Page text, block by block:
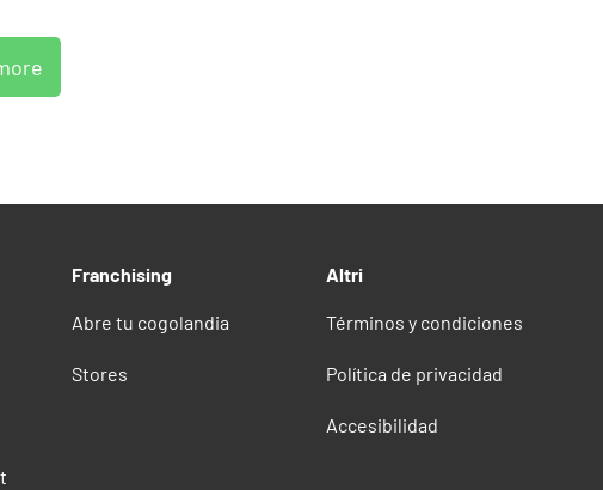
Franchising
Abre tu cogolandia
Stores
Altri
Términos y condiciones
Política de privacidad
Accesibilidad